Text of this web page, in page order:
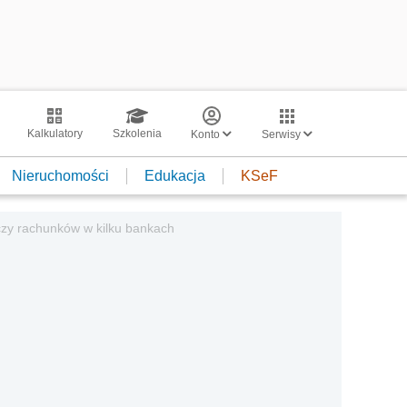
Kalkulatory Szkolenia Konto Serwisy
Nieruchomości Edukacja KSeF
rachunków w kilku bankach